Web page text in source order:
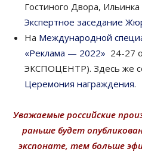
Гостиного Двора,
Экспертное заседание
На Международной
«Реклама — 2022» 24-27
ЭКСПОЦЕНТР). Здесь же
Церемония награждения.
Уважаемые российские
раньше будет
экспонате, тем больше